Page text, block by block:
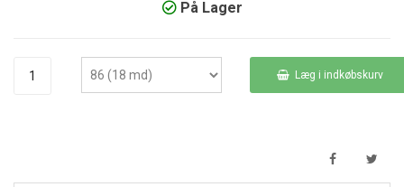
På Lager
Læg i indkøbskurv